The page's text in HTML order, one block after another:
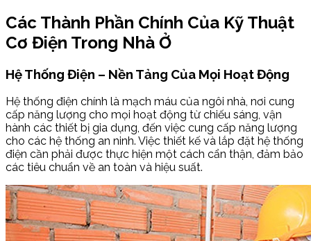
Các Thành Phần Chính Của Kỹ Thuật
Cơ Điện Trong Nhà Ở
Hệ Thống Điện – Nền Tảng Của Mọi Hoạt Động
Hệ thống điện chính là mạch máu của ngôi nhà, nơi cung
cấp năng lượng cho mọi hoạt động từ chiếu sáng, vận
hành các thiết bị gia dụng, đến việc cung cấp năng lượng
cho các hệ thống an ninh. Việc thiết kế và lắp đặt hệ thống
điện cần phải được thực hiện một cách cẩn thận, đảm bảo
các tiêu chuẩn về an toàn và hiệu suất.